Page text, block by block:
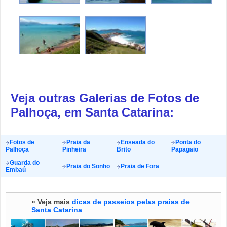
Veja outras Galerias de Fotos de
Palhoça, em Santa Catarina:
Fotos de
Palhoça
Praia da
Pinheira
Enseada do
Brito
Ponta do
Papagaio
Guarda do
Embaú
Praia do Sonho Praia de Fora
» Veja mais dicas de passeios pelas praias de
Santa Catarina